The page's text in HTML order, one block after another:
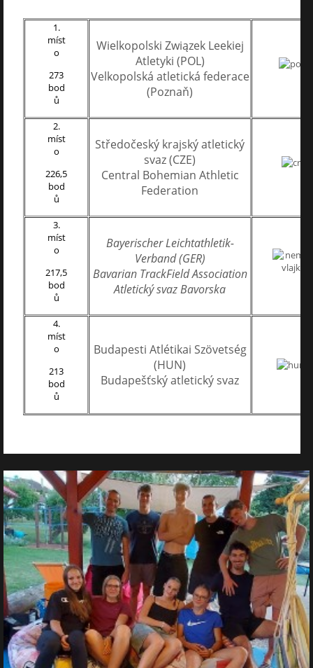
1.
míst
o
273
bod
ů
Wielkopolski Związek Leekiej
Atletyki (POL)
Velkopolská atletická federace
(Poznaň)
2.
míst
o
226,5
bod
ů
Středočeský krajský atletický
svaz (CZE)
Central Bohemian Athletic
Federation
3.
míst
o
217,5
bod
ů
Bayerischer Leichtathletik-
Verband (GER)
Bavarian TrackField Association
Atletický svaz Bavorska
4.
míst
o
213
bod
ů
Budapesti Atlétikai Szövetség
(HUN)
Budapešťský atletický svaz